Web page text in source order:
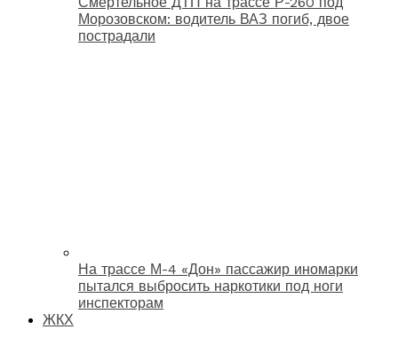
Морозовском: водитель ВАЗ погиб, двое
пострадали
На трассе М-4 «Дон» пассажир иномарки
пытался выбросить наркотики под ноги
инспекторам
ЖКХ